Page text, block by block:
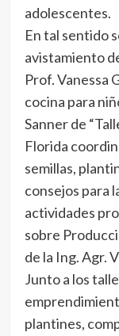
adolescentes.
En tal sentido
avistamiento
Prof. Vanessa
cocina para
Sanner de
Florida
semillas,
consejos para
actividades
sobre
de la Ing. Agr.
Junto a los
plantines,